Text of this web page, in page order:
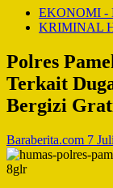
EKONOMI -
KRIMINAL
Polres
Terkait
Bergizi
Baraberita.com 7